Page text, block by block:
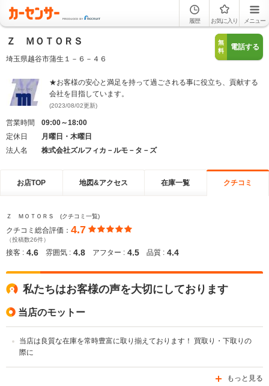
履歴 お気に入り メニュー
Ｚ ＭＯＴＯＲＳ
埼玉県越谷市蒲生１－６－４６
無
料
電話する
★お客様の安心と満足を持って過ごされる事に役立ち、貢献する
会社を目指しています。
(2023/08/02更新)
営業時間
09:00～18:00
定休日
月曜日・木曜日
法人名
株式会社ズルフィカ－ルモ－タ－ズ
お店TOP 地図&アクセス 在庫一覧 クチコミ
Ｚ ＭＯＴＯＲＳ (クチコミ一覧)
クチコミ総合評価： 4.7
（投稿数26件）
接客 : 4.6 雰囲気 : 4.8 アフター : 4.5 品質 : 4.4
私たちはお客様の声を大切にしております
当店のモットー
当店は良質な在庫を常時豊富に取り揃えております！ 買取り・下取りの
際に
もっと見る